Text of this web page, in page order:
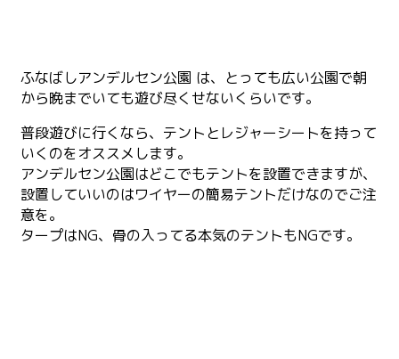
ふなばしアンデルセン公園 は、とっても広い公園で朝
から晩までいても遊び尽くせないくらいです。
普段遊びに行くなら、テントとレジャーシートを持って
いくのをオススメします。
アンデルセン公園はどこでもテントを設置できますが、
設置していいのはワイヤーの簡易テントだけなのでご注
意を。
タープはNG、骨の入ってる本気のテントもNGです。